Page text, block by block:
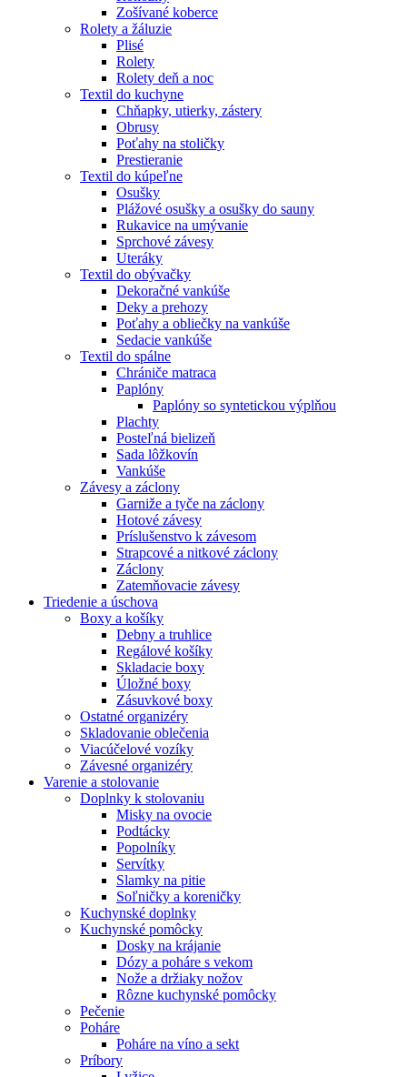
Zošívané koberce
Rolety a žáluzie
Plisé
Rolety
Rolety deň a noc
Textil do kuchyne
Chňapky, utierky, zástery
Obrusy
Poťahy na stoličky
Prestieranie
Textil do kúpeľne
Osušky
Plážové osušky a osušky do sauny
Rukavice na umývanie
Sprchové závesy
Uteráky
Textil do obývačky
Dekoračné vankúše
Deky a prehozy
Poťahy a obliečky na vankúše
Sedacie vankúše
Textil do spálne
Chrániče matraca
Paplóny
Paplóny so syntetickou výplňou
Plachty
Posteľná bielizeň
Sada lôžkovín
Vankúše
Závesy a záclony
Garniže a tyče na záclony
Hotové závesy
Príslušenstvo k závesom
Strapcové a nitkové záclony
Záclony
Zatemňovacie závesy
Triedenie a úschova
Boxy a košíky
Debny a truhlice
Regálové košíky
Skladacie boxy
Úložné boxy
Zásuvkové boxy
Ostatné organizéry
Skladovanie oblečenia
Viacúčelové vozíky
Závesné organizéry
Varenie a stolovanie
Doplnky k stolovaniu
Misky na ovocie
Podtácky
Popolníky
Servítky
Slamky na pitie
Soľničky a koreničky
Kuchynské doplnky
Kuchynské pomôcky
Dosky na krájanie
Dózy a poháre s vekom
Nože a držiaky nožov
Rôzne kuchynské pomôcky
Pečenie
Poháre
Poháre na víno a sekt
Príbory